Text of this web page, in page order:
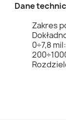
Dane
Zakres
200÷1000